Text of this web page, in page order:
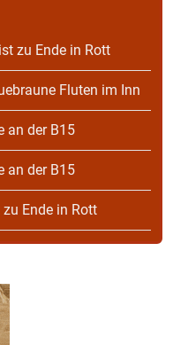
zu Ende in Rott
Fluten im Inn
an der B15
an der B15
zu Ende in Rott